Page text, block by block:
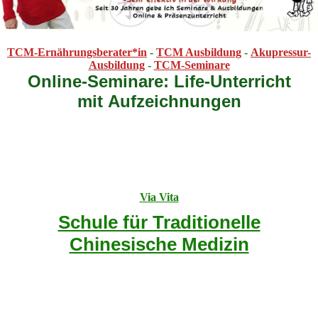
TCM-Ernährungsberater*in - TCM Ausbildung - Akupressur-
Ausbildung - TCM-Seminare
Online-Seminare: Life-Unterricht
mit Aufzeichnungen
Via Vita
Schule für Traditionelle
Chinesische Medizin